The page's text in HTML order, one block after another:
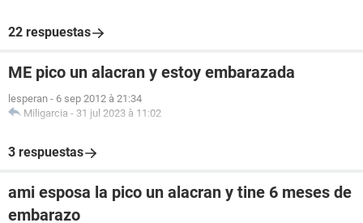
22 respuestas
ME pico un alacran y estoy embarazada
lesperan - 6 sep 2012 à 21:34
Miligarcia - 31 jul 2023 à 11:02
3 respuestas
ami esposa la pico un alacran y tine 6 meses de
embarazo